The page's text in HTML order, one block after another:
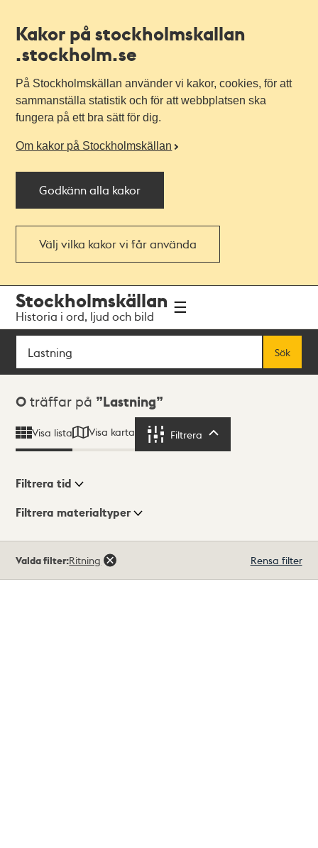
Kakor på stockholmskallan
.stockholm.se
På Stockholmskällan använder vi kakor, cookies, för att
sammanställa statistik och för att webbplatsen ska
fungera på ett bra sätt för dig.
Om kakor på Stockholmskällan
Godkänn alla kakor
Välj vilka kakor vi får använda
navigationen
huvudinnehållet
Stockholmskällan
Historia i ord, ljud och bild
Sök
Sök
Sökresultat
0 träffar på Lastning
Visa lista Visa karta Filtrera
Visningsläge
Filtrera tid
Filtrera materialtyper
träffar
Valda filter:Ritning Rensa filter